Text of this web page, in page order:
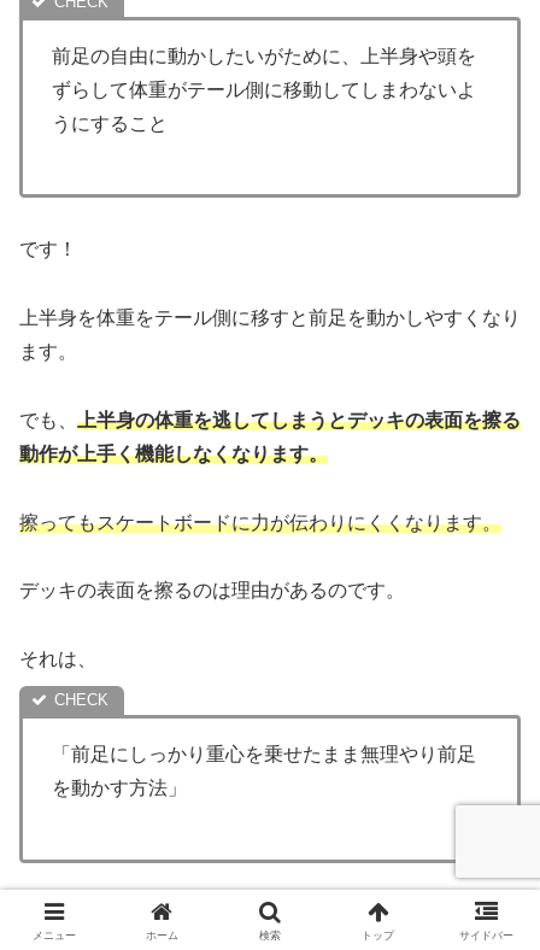
前足の自由に動かしたいがために、上半身や頭を
ずらして体重がテール側に移動してしまわないよ
うにすること
です！
上半身を体重をテール側に移すと前足を動かしやすくなり
ます。
でも、 上半身の体重を逃してしまうとデッキの表面を擦る
動作が上手く機能しなくなります。
擦ってもスケートボードに力が伝わりにくくなります。
デッキの表面を擦るのは理由があるのです。
それは、
「前足にしっかり重心を乗せたまま無理やり前足
を動かす方法」
だからです。
メニュー ホーム 検索 トップ サイドバー